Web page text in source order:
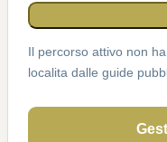
Il percorso attivo non
localita dalle guide